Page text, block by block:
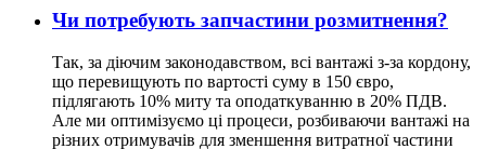
Чи потребують запчастини розмитнення?
Так, за діючим законодавством, всі вантажі з-за кордону,
що перевищують по вартості суму в 150 євро,
підлягають 10% миту та оподаткуванню в 20% ПДВ.
Але ми оптимізуємо ці процеси, розбиваючи вантажі на
різних отримувачів для зменшення витратної частини